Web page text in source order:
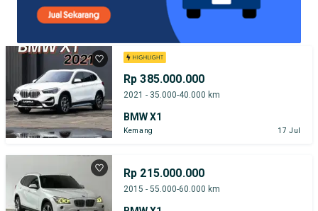
Rp 385.000.000
2021 - 35.000-40.000 km
BMW X1
Kemang 17 Jul
Rp 215.000.000
2015 - 55.000-60.000 km